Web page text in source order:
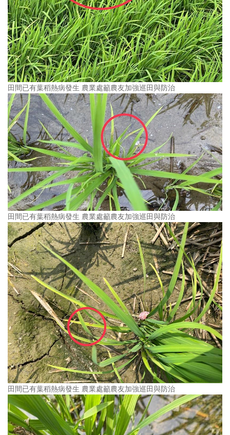
田間已有葉稻熱病發生 農業處籲農友加強巡田與防治
田間已有葉稻熱病發生 農業處籲農友加強巡田與防治
田間已有葉稻熱病發生 農業處籲農友加強巡田與防治